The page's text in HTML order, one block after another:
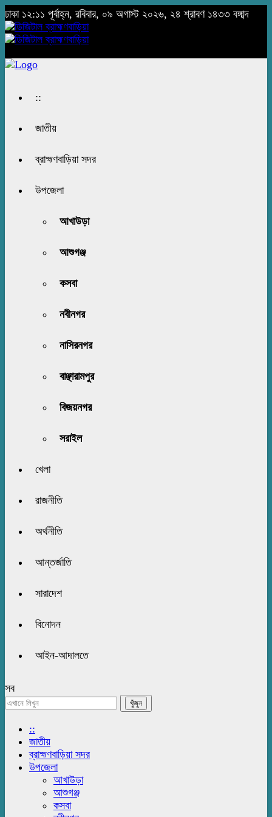
ঢাকা ১২:১১ পূর্বাহ্ন, রবিবার, ০৯ অগাস্ট ২০২৬, ২৪ শ্রাবণ ১৪৩৩ বঙ্গাব্দ
::
জাতীয়
ব্রাহ্মণবাড়িয়া সদর
উপজেলা
আখাউড়া
আশুগঞ্জ
কসবা
নবীনগর
নাসিরনগর
বাঞ্ছারামপুর
বিজয়নগর
সরাইল
খেলা
রাজনীতি
অর্থনীতি
আন্তর্জাতি
সারাদেশ
বিনোদন
আইন-আদালতে
সব
::
জাতীয়
ব্রাহ্মণবাড়িয়া সদর
উপজেলা
আখাউড়া
আশুগঞ্জ
কসবা